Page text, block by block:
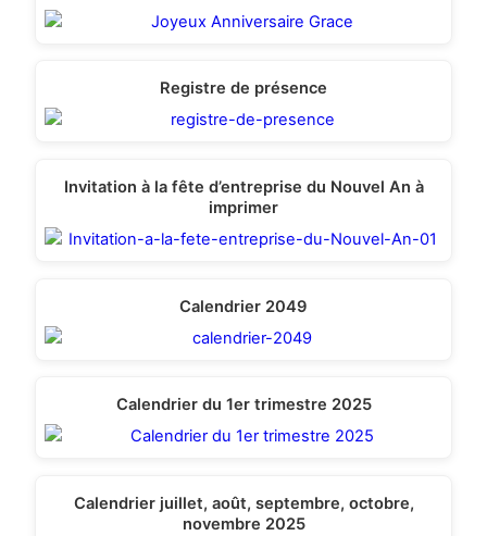
Registre de présence
Invitation à la fête d’entreprise du Nouvel An à
imprimer
Calendrier 2049
Calendrier du 1er trimestre 2025
Calendrier juillet, août, septembre, octobre,
novembre 2025